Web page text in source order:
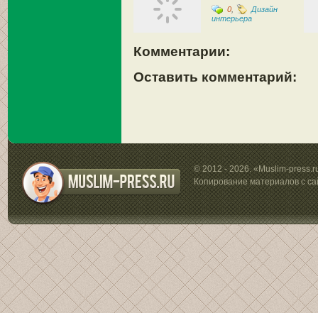
0,
Дизайн
интерьера
Комментарии:
Оставить комментарий:
© 2012 - 2026. «Muslim-
Копирование материалов с